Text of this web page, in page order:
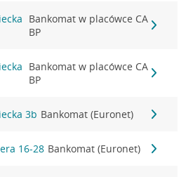
Bankomat w placówce CA
BP
Bankomat w placówce CA
BP
3b Bankomat (Euronet)
16-28 Bankomat (Euronet)